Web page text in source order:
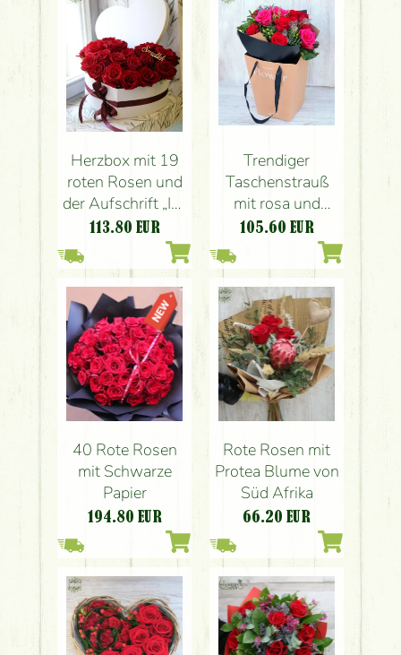
Herzbox mit 19
roten Rosen und
der Aufschrift „Ich
liebe dich“.
113.80 EUR
Trendiger
Taschenstrauß
mit rosa und
roten Rosen,
Beeren, Federn
(12 Rosen)
105.60 EUR
40 Rote Rosen
mit Schwarze
Papier
194.80 EUR
Rote Rosen mit
Protea Blume von
Süd Afrika
66.20 EUR